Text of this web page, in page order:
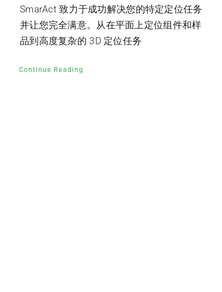
SmarAct 致力于成功解决您的特定定位任务
并让您完全满意。从在平面上定位组件和样
品到高度复杂的 3D 定位任务
Continue Reading